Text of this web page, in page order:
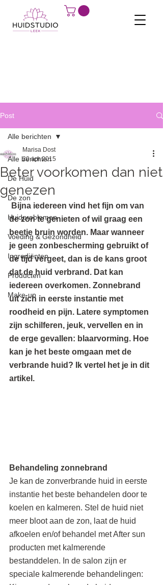
Post
Alle berichten
De Huid
De zon
Huidproblemen
Voeding & Gezondheid
Ingrediënten
Producten
Make-up
Alle berichten
Beter voorkomen dan niet
genezen
Marisa Dost
20 apr 2015
de zon te genieten of wil graag een
beetje bruin worden. Maar wanneer
je geen zonbescherming gebruikt of
de tijd vergeet, dan is de kans groot
dat de huid verbrand. Dat kan
iedereen overkomen. Zonnebrand
uit zich in eerste instantie met
roodheid en pijn. Latere symptomen
zijn schilferen, jeuk, vervellen en in
de erge gevallen: blaarvorming. Hoe
kan je het beste omgaan met de
verbrande huid? Ik vertel het je in dit
artikel.
Behandeling zonnebrand
Je kan de zonverbrande huid in eerste
instantie het beste behandelen door te
koelen en kalmeren. Stel de huid niet
meer bloot aan de zon, laat de huid
afkoelen en/of behandel met After sun
producten met kalmerende
bestanddelen. In de salon zijn er
speciale kalmerende behandelingen: